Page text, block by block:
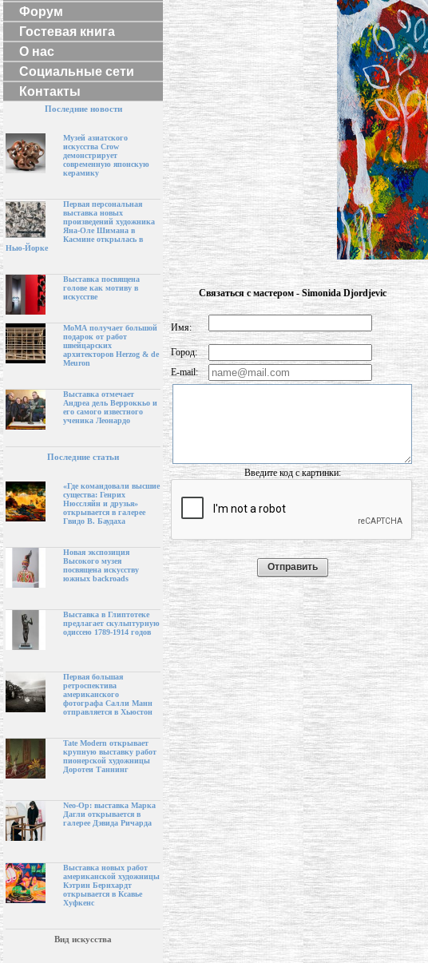
Форум
Гостевая книга
О нас
Социальные сети
Контакты
Последние новости
Музей азиатского
искусства Crow
демонстрирует
современную японскую
керамику
Первая персональная
выставка новых
произведений художника
Яна-Оле Шимана в
Касмине открылась в
Нью-Йорке
Выставка посвящена
голове как мотиву в
искусстве
МоМА получает большой
подарок от работ
швейцарских
архитекторов Herzog & de
Meuron
Выставка отмечает
Андреа дель Верроккьо и
его самого известного
ученика Леонардо
Последние статьи
«Где командовали высшие
существа: Генрих
Нюссляйн и друзья»
открывается в галерее
Гвидо В. Баудаха
Новая экспозиция
Высокого музея
посвящена искусству
южных backroads
Выставка в Глиптотеке
предлагает скульптурную
одиссею 1789-1914 годов
Первая большая
ретроспектива
американского
фотографа Салли Манн
отправляется в Хьюстон
Tate Modern открывает
крупную выставку работ
пионерской художницы
Доротеи Таннинг
Neo-Op: выставка Марка
Дагли открывается в
галерее Дэвида Ричарда
Выставка новых работ
американской художницы
Кэтрин Бернхардт
открывается в Ксавье
Хуфкенс
Вид искусства
Связаться с мастером - Simonida Djordjevic
Имя:
Город:
E-mail:
Введите код с картинки: